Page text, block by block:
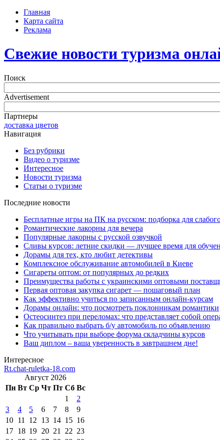
Главная
Карта сайта
Реклама
Свежие новости туризма
Поиск
Advertisement
Партнеры
доставка цветов
Навигация
Без рубрики
Видео о туризме
Интересное
Новости туризма
Статьи о туризме
Последние новости
Бесплатные игры на ПК на русском: подборка для
Романтические лакорны для вечера
Популярные лакорны с русской озвучкой
Сливы курсов: летние скидки — лучшее время для
Дорамы для тех, кто любит детективы
Комплексное обслуживание автомобилей в Киеве
Сигареты оптом: от популярных до редких
Преимущества работы с украинскими оптовыми
Первая оптовая закупка сигарет — пошаговый план
Как эффективно учиться по записанным онлайн-курсам
Дорамы онлайн: что посмотреть поклонникам романтики
Остеосинтез при переломах: что представляет собой
Как правильно выбрать б/у автомобиль по объявлению
Что учитывать при выборе форума складчины курсов
Ваш диплом – ваша уверенность в завтрашнем дне!
Интересное
Rt.chat-ruletka-18.com
Август 2026
Пн Вт Ср Чт Пт Сб Вс
1
2
3
4 5 6 7 8
9
10 11 12 13 14 15 16
17 18 19 20 21 22 23